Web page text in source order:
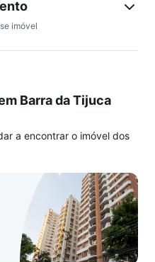
imóvel
Barra da Tijuca
a encontrar o imóvel dos